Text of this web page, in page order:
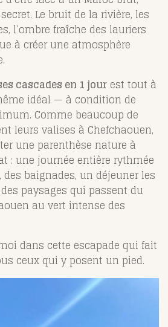
Le bruit de la rivière, les
l’ombre fraîche des lauriers
à créer une atmosphère
cascades en 1 jour est tout à
idéal — à condition de
Comme beaucoup de
leurs valises à Chefchaouen,
une parenthèse nature à
: une journée entière rythmée
baignades, un déjeuner les
paysages qui passent du
au vert intense des
dans cette escapade qui fait
ceux qui y posent un pied.